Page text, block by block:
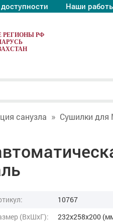
Наши
санузла
Сушилки для
10767
(ВxШxГ):
232x258x200